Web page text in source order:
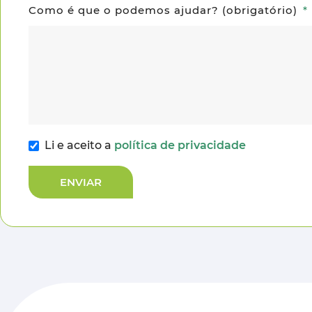
Como é que o podemos ajudar? (obrigatório)
Li e aceito a política de privacidade
ENVIAR